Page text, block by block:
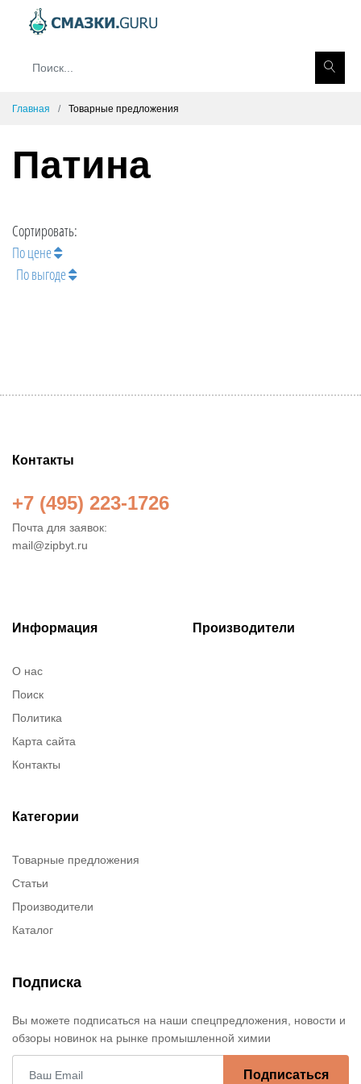
Главная Товарные предложения
Патина
Сортировать:
По цене
По выгоде
Контакты
+7 (495) 223-1726
Почта для заявок:
mail@zipbyt.ru
Информация
О нас
Поиск
Политика
Карта сайта
Контакты
Производители
Категории
Товарные предложения
Статьи
Производители
Каталог
Подписка
Вы можете подписаться на наши спецпредложения, новости и
обзоры новинок на рынке промышленной химии
Подписаться